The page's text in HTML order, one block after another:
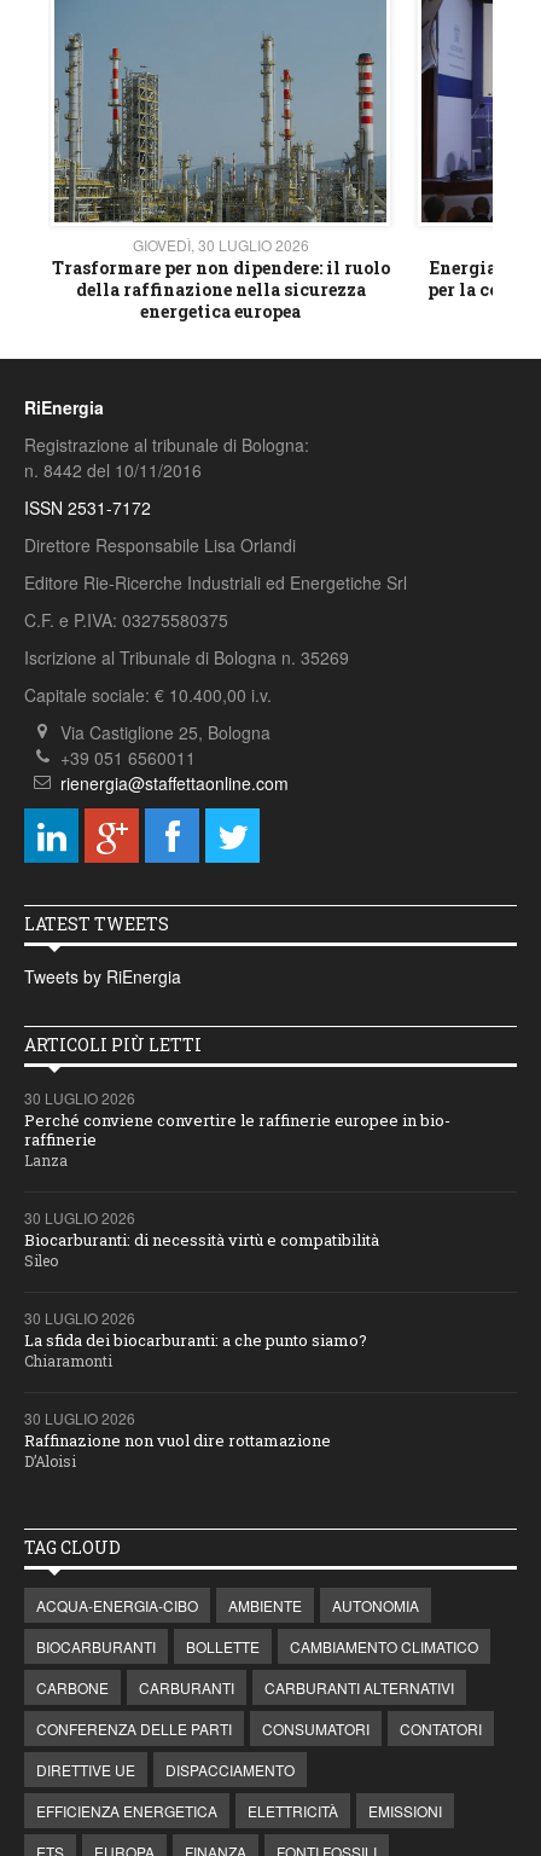
GIOVEDÌ, 30 LUGLIO 2026
Trasformare per non dipendere: il ruolo
della raffinazione nella sicurezza
energetica europea
Energia e
per la
RiEnergia
Registrazione al tribunale di Bologna:
n. 8442 del 10/11/2016
ISSN 2531-7172
Direttore Responsabile Lisa Orlandi
Editore Rie-Ricerche Industriali ed Energetiche Srl
C.F. e P.IVA: 03275580375
Iscrizione al Tribunale di Bologna n. 35269
Capitale sociale: € 10.400,00 i.v.
Via Castiglione 25, Bologna
+39 051 6560011
rienergia@staffettaonline.com
LATEST TWEETS
Tweets by RiEnergia
ARTICOLI PIÙ LETTI
30 LUGLIO 2026
Perché conviene convertire le raffinerie europee in bio-
raffinerie
Lanza
30 LUGLIO 2026
Biocarburanti: di necessità virtù e compatibilità
Sileo
30 LUGLIO 2026
La sfida dei biocarburanti: a che punto siamo?
Chiaramonti
30 LUGLIO 2026
Raffinazione non vuol dire rottamazione
D’Aloisi
TAG CLOUD
ACQUA-ENERGIA-CIBO AMBIENTE
AUTONOMIA
BIOCARBURANTI
BOLLETTE
CAMBIAMENTO CLIMATICO
CARBONE
CARBURANTI
CARBURANTI ALTERNATIVI
CONFERENZA DELLE PARTI
CONSUMATORI
CONTATORI
DIRETTIVE UE
DISPACCIAMENTO
EFFICIENZA ENERGETICA
ELETTRICITÀ
EMISSIONI